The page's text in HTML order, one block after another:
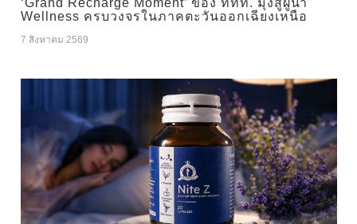
‘Grand Recharge Moment’ ของ ททท. มุ่งสู่ผู้นำ
Wellness ครบวงจรในภาคตะวันออกเฉียงเหนือ
7 สิงหาคม 2569